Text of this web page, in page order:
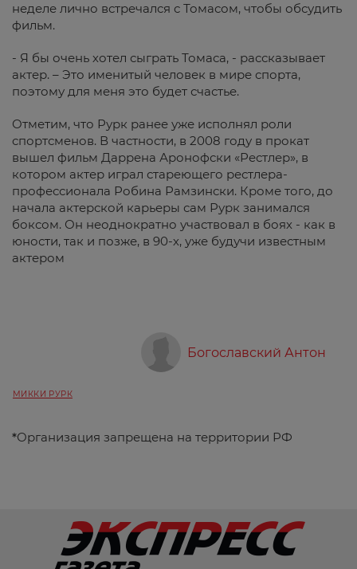
неделе лично встречался с Томасом, чтобы обсудить
фильм.
- Я бы очень хотел сыграть Томаса, - рассказывает
актер. – Это именитый человек в мире спорта,
поэтому для меня это будет счастье.
Отметим, что Рурк ранее уже исполнял роли
спортсменов. В частности, в 2008 году в прокат
вышел фильм Даррена Аронофски «Рестлер», в
котором актер играл стареющего рестлера-
профессионала Робина Рамзински. Кроме того, до
начала актерской карьеры сам Рурк занимался
боксом. Он неоднократно участвовал в боях - как в
юности, так и позже, в 90-х, уже будучи известным
актером
Богославский Антон
МИККИ РУРК
*Организация запрещена на территории РФ